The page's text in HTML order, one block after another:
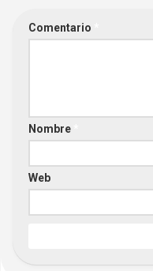
Comentario
Nombre
Web